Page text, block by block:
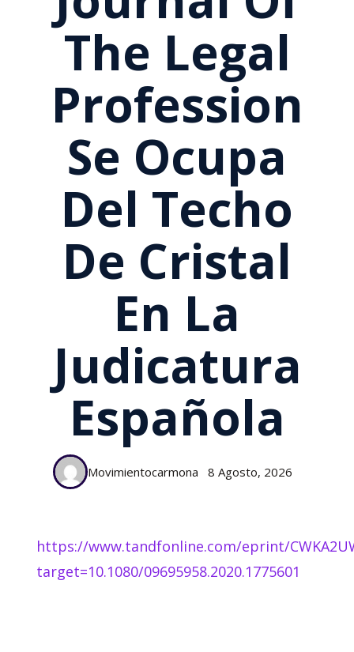
The Legal
Profession
Se Ocupa
Del Techo
De Cristal
En La
Judicatura
Española
Movimientocarmona 8 Agosto, 2026
https://www.tandfonline.com/eprint/
target=10.1080/09695958.2020.1775601